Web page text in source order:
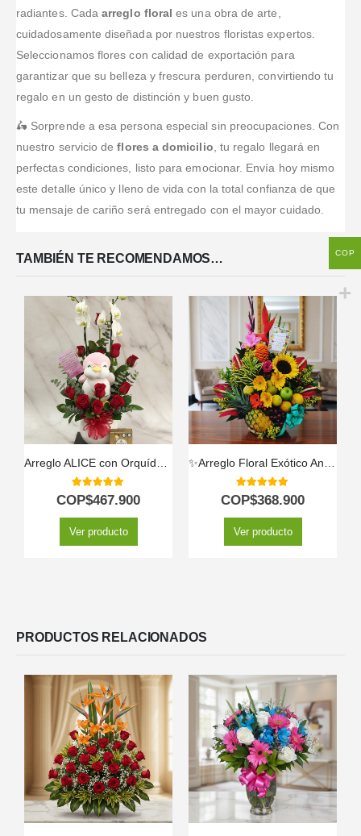
radiantes. Cadaarreglo floral es una obra de arte,
cuidadosamente diseñada por nuestros floristas expertos.
Seleccionamos flores con calidad de exportación para
garantizar que su belleza y frescura perduren, convirtiendo tu
regalo en un gesto de distinción y buen gusto.
🛵 Sorprende a esa persona especial sin preocupaciones. Con
nuestro servicio deflores a domicilio , tu regalo llegará en
perfectas condiciones, listo para emocionar. Envía hoy mismo
este detalle único y lleno de vida con la total confianza de que
tu mensaje de cariño será entregado con el mayor cuidado.
TAMBIÉN TE RECOMENDAMOS…
5.00out of 5
COP$467.900
Ver producto
5.00out of 5
COP$368.900
Ver producto
PRODUCTOS RELACIONADOS
COP